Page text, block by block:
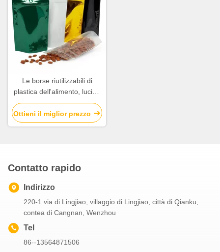
Le borse riutilizzabili di
plastica dell'alimento, lucide
stanno sul vario colore dei
sacchetti disponibile
Ottieni il miglior prezzo
Contatto rapido
Indirizzo
220-1 via di Lingjiao, villaggio di Lingjiao, città di Qianku,
contea di Cangnan, Wenzhou
Tel
86--13564871506